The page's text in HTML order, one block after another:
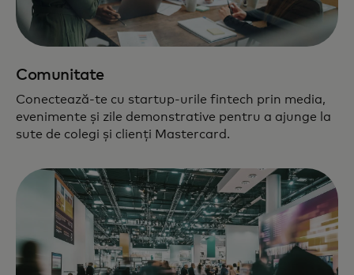
Comunitate
Conectează-te cu startup-urile fintech prin media,
evenimente și zile demonstrative pentru a ajunge la
sute de colegi și clienți Mastercard.